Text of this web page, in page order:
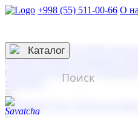
+998 (55) 511-00-66 О
3D гравировка
смолой (Doming)
гравировка твердая
тиснение
☰
Контакты
Каталог